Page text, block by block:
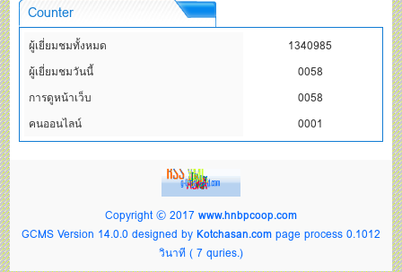
Counter
ผู้เยี่ยมชมทั้งหมด
1340985
ผู้เยี่ยมชมวันนี้
0058
การดูหน้าเว็บ
0058
คนออนไลน์
0001
Copyright © 2017 www.hnbpcoop.com
GCMS Version 14.0.0 designed by Kotchasan.com page process 0.1012
วินาที ( 7 quries.)